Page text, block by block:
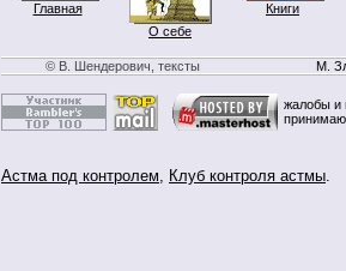
Главная
О себе
Книги
© В. Шендерович, тексты М.
жалобы и
Астма под контролем, Клуб контроля астмы.